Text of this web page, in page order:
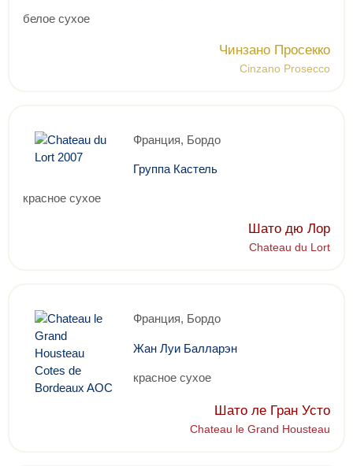
белое сухое
Чинзано Просекко
Cinzano Prosecco
Франция, Бордо
Группа Кастель
красное сухое
Шато дю Лор
Chateau du Lort
Франция, Бордо
Жан Луи Балларэн
красное сухое
Шато ле Гран Усто
Chateau le Grand Housteau